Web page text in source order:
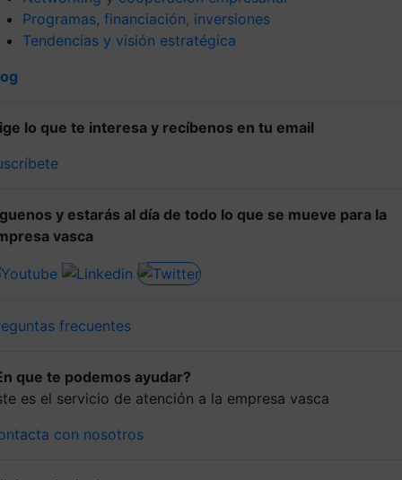
Programas, financiación, inversiones
Tendencias y visión estratégica
lo que te interesa y recíbenos en tu email
y estarás al día de todo lo que se mueve para la
vasca
frecuentes
que te podemos ayudar?
es el servicio de atención a la empresa vasca
con nosotros